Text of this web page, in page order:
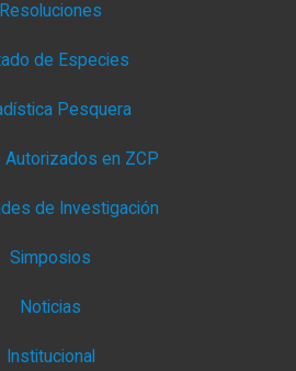
Resoluciones
de Especies
Pesquera
Autorizados en ZCP
de Investigación
Simposios
Noticias
Institucional